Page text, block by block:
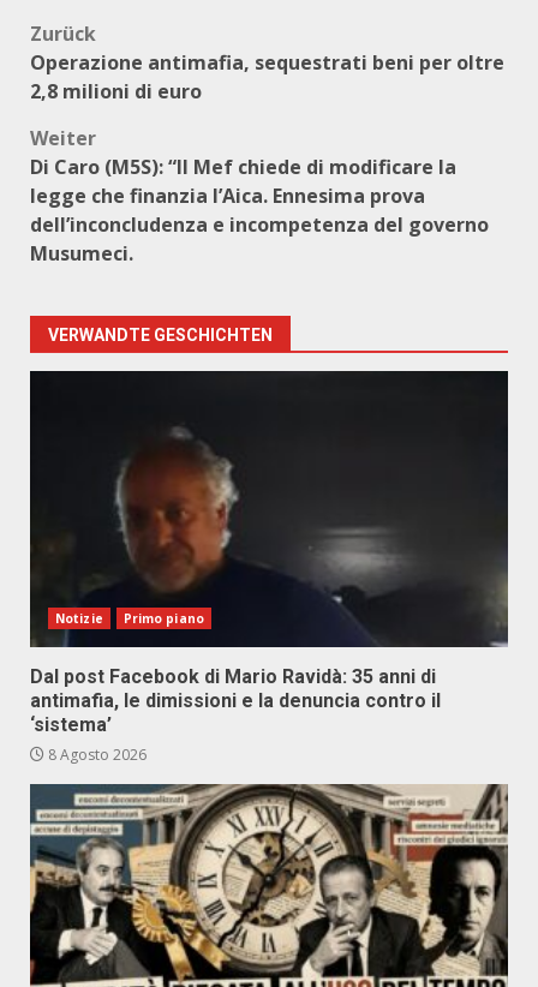
Beitragsnavigation
Zurück
Operazione antimafia, sequestrati beni per oltre
2,8 milioni di euro
Weiter
Di Caro (M5S): “Il Mef chiede di modificare la
legge che finanzia l’Aica. Ennesima prova
dell’inconcludenza e incompetenza del governo
Musumeci.
VERWANDTE GESCHICHTEN
Notizie Primo piano
Dal post Facebook di Mario Ravidà: 35 anni di
antimafia, le dimissioni e la denuncia contro il
‘sistema’
8 Agosto 2026